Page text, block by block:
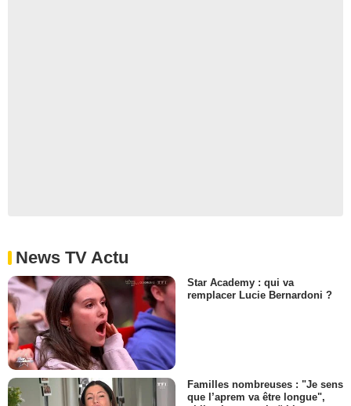
News TV Actu
Star Academy : qui va
remplacer Lucie Bernardoni ?
Familles nombreuses : "Je sens
que l’aprem va être longue",